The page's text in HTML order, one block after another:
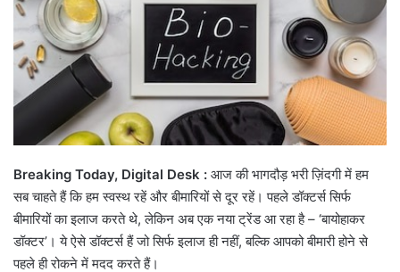
Breaking Today, Digital Desk : आज की भागदौड़ भरी ज़िंदगी में हम
सब चाहते हैं कि हम स्वस्थ रहें और बीमारियों से दूर रहें। पहले डॉक्टर्स सिर्फ
बीमारियों का इलाज करते थे, लेकिन अब एक नया ट्रेंड आ रहा है – ‘बायोहाकर
डॉक्टर’। ये ऐसे डॉक्टर्स हैं जो सिर्फ इलाज ही नहीं, बल्कि आपको बीमारी होने से
पहले ही रोकने में मदद करते हैं।